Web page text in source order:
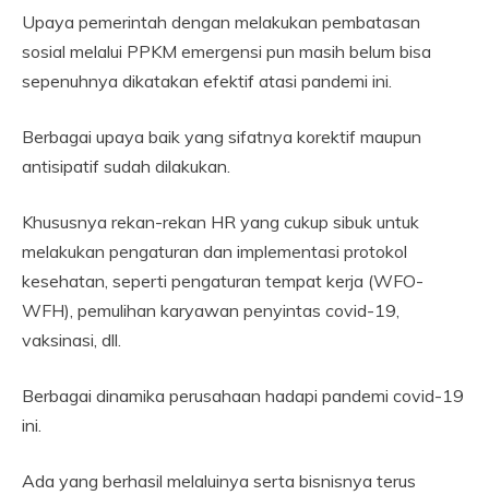
Upaya pemerintah dengan melakukan pembatasan
sosial melalui PPKM emergensi pun masih belum bisa
sepenuhnya dikatakan efektif atasi pandemi ini.
Berbagai upaya baik yang sifatnya korektif maupun
antisipatif sudah dilakukan.
Khususnya rekan-rekan HR yang cukup sibuk untuk
melakukan pengaturan dan implementasi protokol
kesehatan, seperti pengaturan tempat kerja (WFO-
WFH), pemulihan karyawan penyintas covid-19,
vaksinasi, dll.
Berbagai dinamika perusahaan hadapi pandemi covid-19
ini.
Ada yang berhasil melaluinya serta bisnisnya terus